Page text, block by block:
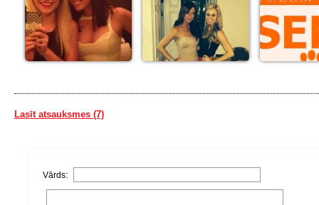
Lasīt atsauksmes (7)
Vārds: